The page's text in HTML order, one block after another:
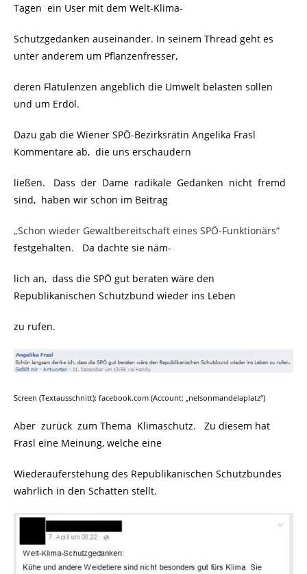
Tagen ein User mit dem Welt-Klima-
Schutzgedanken auseinander. In seinem Thread geht es
unter anderem um Pflanzenfresser,
deren Flatulenzen angeblich die Umwelt belasten sollen
und um Erdöl.
Dazu gab die Wiener SPÖ-Bezirksrätin Angelika Frasl
Kommentare ab, die uns erschaudern
ließen. Dass der Dame radikale Gedanken nicht fremd
sind, haben wir schon im Beitrag
„Schon wieder Gewaltbereitschaft eines SPÖ-Funktionärs“
festgehalten. Da dachte sie näm-
lich an, dass die SPÖ gut beraten wäre den
Republikanischen Schutzbund wieder ins Leben
zu rufen.
Screen (Textausschnitt): facebook.com (Account: „nelsonmandelaplatz“)
Aber zurück zum Thema Klimaschutz. Zu diesem hat
Frasl eine Meinung, welche eine
Wiederauferstehung des Republikanischen Schutzbundes
wahrlich in den Schatten stellt.